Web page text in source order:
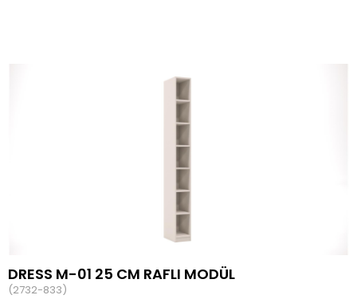
DRESS M-01 25 CM RAFLI MODÜL
(2732-833)